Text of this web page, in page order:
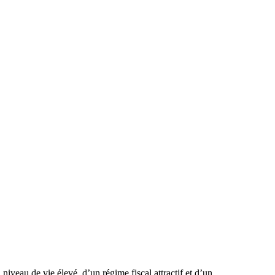
de vie élevé, d’un régime fiscal attractif et d’un